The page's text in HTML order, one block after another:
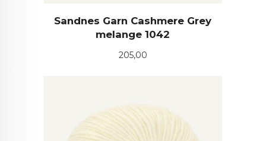
Sandnes Garn Cashmere Grey
melange 1042
Pris
205,00